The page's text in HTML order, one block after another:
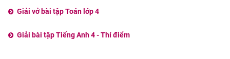
Giải vở bài tập Toán lớp 4
Giải bài tập Tiếng Anh 4 - Thí điểm